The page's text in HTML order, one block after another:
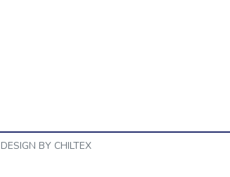
DESIGN BY CHILTEX